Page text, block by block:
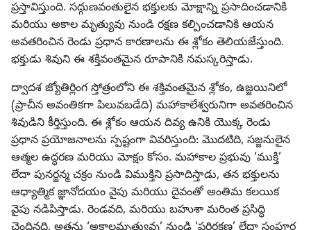
ప్రస్తావిస్తుంది. సద్గుణవంతులైన భక్తులకు మోక్షాన్ని ప్రసాదించడానికి
మరియు అకాల మృత్యువు నుండి రక్షణ కల్పించడానికి ఆయన
అవతరించిన రెండు ప్రధాన కారణాలను ఈ శ్లోకం తెలియజేస్తుంది.
భక్తుడు శివుని ఈ శక్తివంతమైన రూపానికి నమస్కరిస్తాడు.
ద్వాదశ జ్యోతిర్లింగ స్తోత్రంలోని ఈ శక్తివంతమైన శ్లోకం, ఉజ్జయినిలో
(ప్రాచీన అవంతికగా పిలువబడేది) మహాకాలేశ్వరునిగా అవతరించిన
శివుడిని కీర్తిస్తుంది. ఈ శ్లోకం ఆయన దివ్య ఉనికి యొక్క రెండు
ప్రధాన ప్రయోజనాలను స్పష్టంగా వివరిస్తుంది: మొదటిది, సజ్జనులైన
ఆత్మల ఉద్ధరణ మరియు మోక్షం కోసం. మహాకాల ప్రభువు ‘ముక్తి’
లేదా పునర్జన్మ చక్రం నుండి విముక్తిని ప్రసాదిస్తాడు, తన భక్తులను
ఆధ్యాత్మిక జ్ఞానోదయం వైపు మరియు దైవంతో అంతిమ కలయిక
వైపు నడిపిస్తాడు. రెండవది, మరియు బహుశా మరింత ప్రసిద్ధి